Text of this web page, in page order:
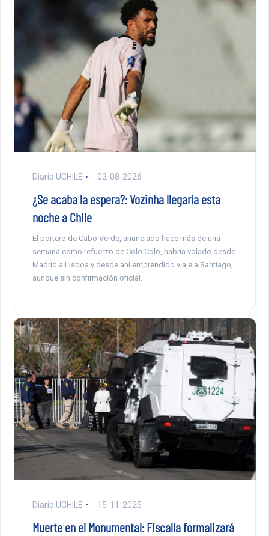
Diario UCHILE 02-08-2026
¿Se acaba la espera?: Vozinha llegaría esta
noche a Chile
El portero de Cabo Verde, anunciado hace más de una
semana como refuerzo de Colo Colo, habría volado desde
Madrid a Lisboa y desde ahí emprendido viaje a Santiago,
aunque sin confirmación oficial.
Diario UCHILE 15-11-2025
Muerte en el Monumental: Fiscalía formalizará